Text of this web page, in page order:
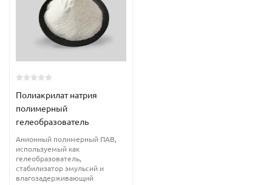
Полиакрилат натрия
полимерный
гелеобразователь
Анионный полимерный ПАВ,
используемый как
гелеобразователь,
стабилизатор эмульсий и
влагозадерживающий